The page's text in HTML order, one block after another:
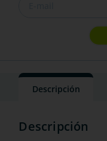
Descripción